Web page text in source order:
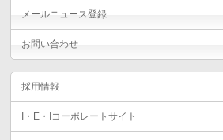
メールニュース登録
お問い合わせ
採用情報
I・E・Iコーポレートサイト